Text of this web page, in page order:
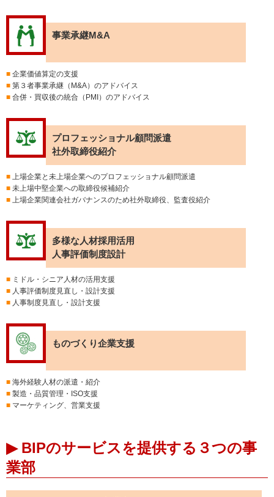
事業承継M&A
■ 企業価値算定の支援
■ 第３者事業承継（M&A）のアドバイス
■ 合併・買収後の統合（PMI）のアドバイス
プロフェッショナル顧問派遣
社外取締役紹介
■ 上場企業と未上場企業へのプロフェッショナル顧問派遣
■ 未上場中堅企業への取締役候補紹介
■ 上場企業関連会社ガバナンスのため社外取締役、監査役紹介
多様な人材採用活用
人事評価制度設計
■ ミドル・シニア人材の活用支援
■ 人事評価制度見直し・設計支援
■ 人事制度見直し・設計支援
ものづくり企業支援
■ 海外経験人材の派遣・紹介
■ 製造・品質管理・ISO支援
■ マーケティング、営業支援
▶ BIPのサービスを提供する３つの事
業部